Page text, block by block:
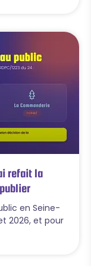
refait la
en Seine-
2026, et pour